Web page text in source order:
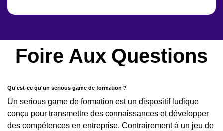
Foire Aux Questions
Qu'est-ce qu'un serious game de formation ?
Un serious game de formation est un dispositif ludique
conçu pour transmettre des connaissances et développer
des compétences en entreprise. Contrairement à un jeu de